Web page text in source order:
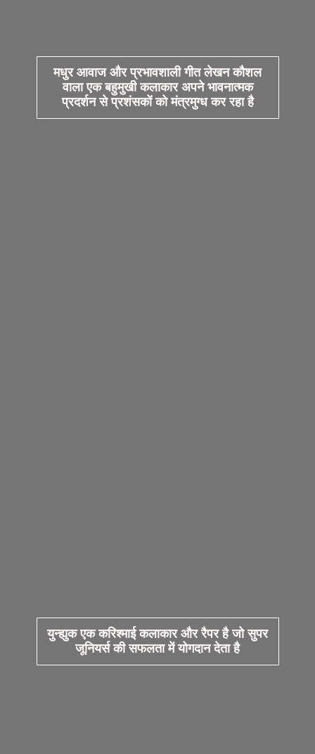
मधुर आवाज और प्रभावशाली गीत लेखन कौशल
वाला एक बहुमुखी कलाकार अपने भावनात्मक
प्रदर्शन से प्रशंसकों को मंत्रमुग्ध कर रहा है
युन्ह्युक एक करिश्माई कलाकार और रैपर है जो सुपर
जूनियर्स की सफलता में योगदान देता है